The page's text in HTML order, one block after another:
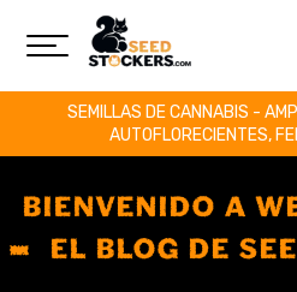
SEMILLAS DE CANNABIS -
AUTOFLORECIENTES,
BIENVENIDO A
EL BLOG DE